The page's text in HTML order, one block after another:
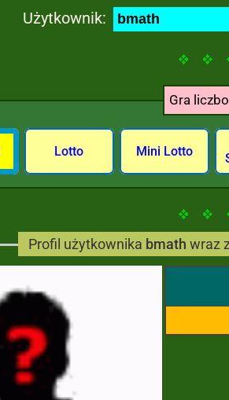
Użytkownik:
Gra
Lotto Mini Lotto
Profil użytkownika bmath wraz